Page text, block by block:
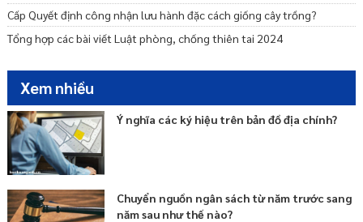
Cấp Quyết định công nhận lưu hành đặc cách giống cây trồng?
Tổng hợp các bài viết Luật phòng, chống thiên tai 2024
Xem nhiều
Ý nghĩa các ký hiệu trên bản đồ địa chính?
Chuyển nguồn ngân sách từ năm trước sang
năm sau như thế nào?